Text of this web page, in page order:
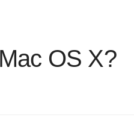
OS X?